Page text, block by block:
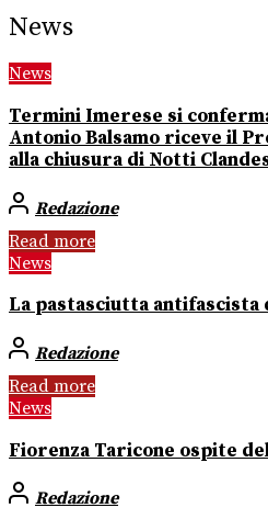
News
News
Termini Imerese si
Antonio Balsamo riceve il
alla chiusura di Notti
Redazione
Read more
News
La pastasciutta antifascista
Redazione
Read more
News
Fiorenza Taricone ospite
Redazione